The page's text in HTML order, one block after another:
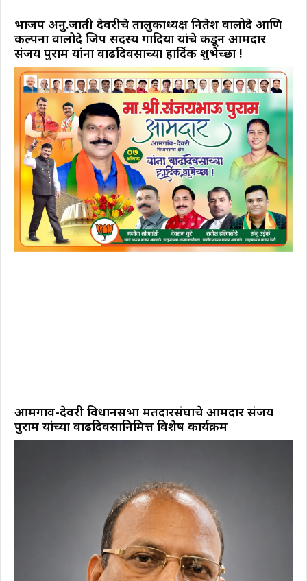
भाजप अनु.जाती देवरीचे तालुकाध्यक्ष नितेश वालोदे आणि
कल्पना वालोदे जिप सदस्य गोंदिया यांचे कडून आमदार
संजय पुराम यांना वाढदिवसाच्या हार्दिक शुभेच्छा !
आमगाव-देवरी विधानसभा मतदारसंघाचे आमदार संजय
पुराम यांच्या वाढदिवसानिमित्त विशेष कार्यक्रम